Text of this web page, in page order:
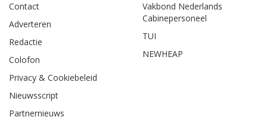
Contact
Adverteren
Redactie
Colofon
Privacy & Cookiebeleid
Nieuwsscript
Partnernieuws
Vakbond Nederlands
Cabinepersoneel
TUI
NEWHEAP